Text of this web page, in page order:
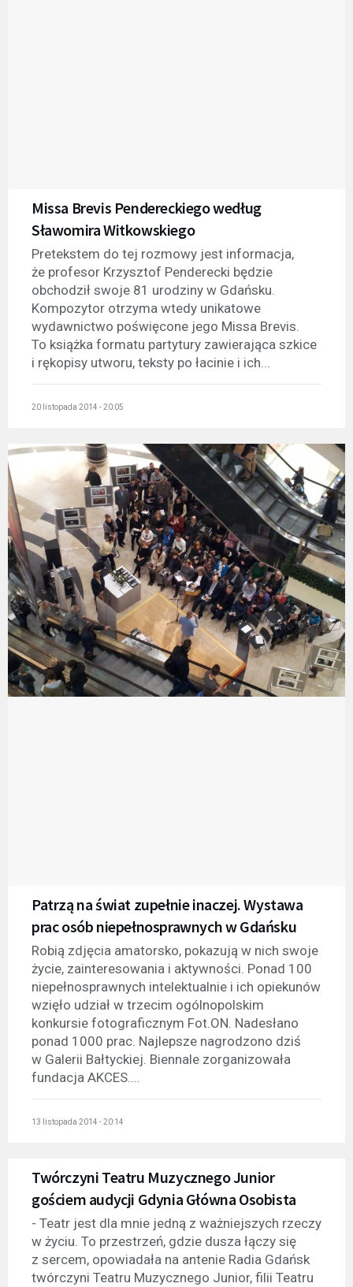
Missa Brevis Pendereckiego według
Sławomira Witkowskiego
Pretekstem do tej rozmowy jest informacja,
że profesor Krzysztof Penderecki będzie
obchodził swoje 81 urodziny w Gdańsku.
Kompozytor otrzyma wtedy unikatowe
wydawnictwo poświęcone jego Missa Brevis.
To książka formatu partytury zawierająca szkice
i rękopisy utworu, teksty po łacinie i ich...
20 listopada 2014 - 20:05
Patrzą na świat zupełnie inaczej. Wystawa
prac osób niepełnosprawnych w Gdańsku
Robią zdjęcia amatorsko, pokazują w nich swoje
życie, zainteresowania i aktywności. Ponad 100
niepełnosprawnych intelektualnie i ich opiekunów
wzięło udział w trzecim ogólnopolskim
konkursie fotograficznym Fot.ON. Nadesłano
ponad 1000 prac. Najlepsze nagrodzono dziś
w Galerii Bałtyckiej. Biennale zorganizowała
fundacja AKCES....
13 listopada 2014 - 20:14
Twórczyni Teatru Muzycznego Junior
gościem audycji Gdynia Główna Osobista
- Teatr jest dla mnie jedną z ważniejszych rzeczy
w życiu. To przestrzeń, gdzie dusza łączy się
z sercem, opowiadała na antenie Radia Gdańsk
twórczyni Teatru Muzycznego Junior, filii Teatru